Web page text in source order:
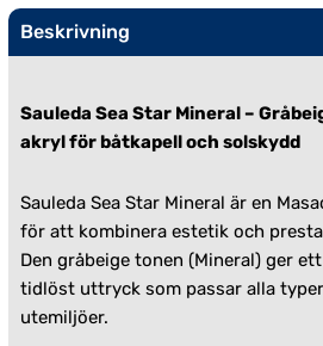
Beskrivning
Sauleda Sea Star Mineral –
akryl för båtkapell och solskydd
Sauleda Sea Star Mineral är en
för att kombinera estetik och
Den gråbeige tonen (Mineral) ger
tidlöst uttryck som passar alla
utemiljöer.